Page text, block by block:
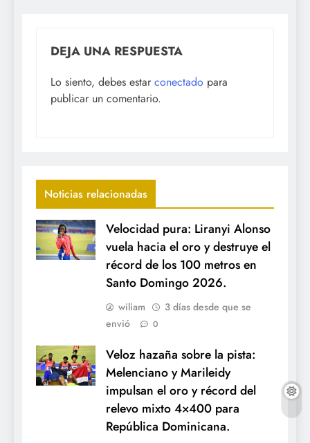
DEJA UNA RESPUESTA
Lo siento, debes estar conectado para
publicar un comentario.
Noticias relacionadas
Velocidad pura: Liranyi Alonso
vuela hacia el oro y destruye el
récord de los 100 metros en
Santo Domingo 2026.
wiliam
3 días desde que se
envió
0
Veloz hazaña sobre la pista:
Melenciano y Marileidy
impulsan el oro y récord del
relevo mixto 4×400 para
República Dominicana.